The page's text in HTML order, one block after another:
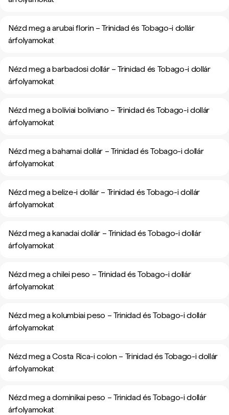
Nézd meg a arubai florin – Trinidad és Tobago-i dollár
árfolyamokat
Nézd meg a barbadosi dollár – Trinidad és Tobago-i dollár
árfolyamokat
Nézd meg a bolíviai boliviano – Trinidad és Tobago-i dollár
árfolyamokat
Nézd meg a bahamai dollár – Trinidad és Tobago-i dollár
árfolyamokat
Nézd meg a belize-i dollár – Trinidad és Tobago-i dollár
árfolyamokat
Nézd meg a kanadai dollár – Trinidad és Tobago-i dollár
árfolyamokat
Nézd meg a chilei peso – Trinidad és Tobago-i dollár
árfolyamokat
Nézd meg a kolumbiai peso – Trinidad és Tobago-i dollár
árfolyamokat
Nézd meg a Costa Rica-i colon – Trinidad és Tobago-i dollár
árfolyamokat
Nézd meg a dominikai peso – Trinidad és Tobago-i dollár
árfolyamokat